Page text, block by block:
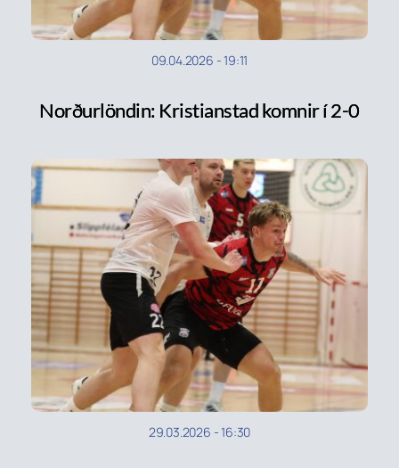
09.04.2026 -19:11
Norðurlöndin: Kristianstad komnir í 2-0
29.03.2026 -16:30